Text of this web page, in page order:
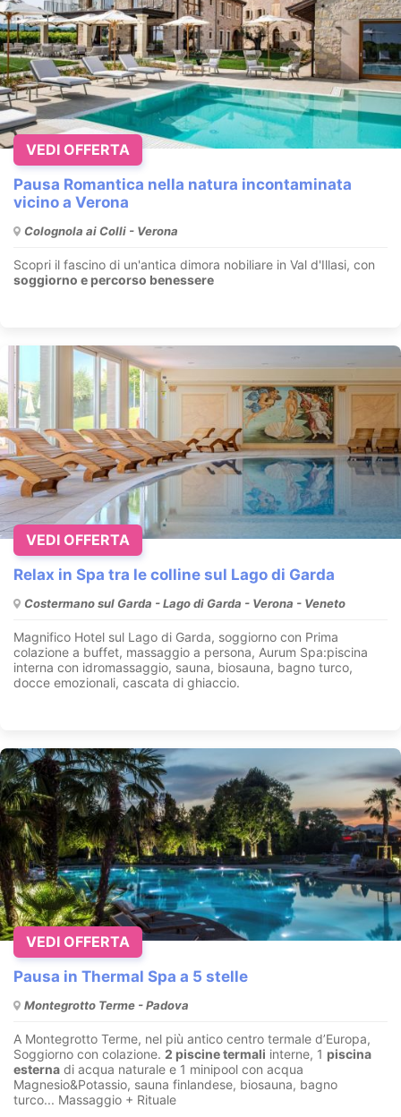
Pausa Romantica nella natura incontaminata
vicino a Verona
Colognola ai Colli - Verona
Scopri il fascino di un'antica dimora nobiliare in Val d'Illasi, con
soggiorno e percorso benessere
VEDI OFFERTA
Relax in Spa tra le colline sul Lago di Garda
Costermano sul Garda - Lago di Garda - Verona - Veneto
Magnifico Hotel sul Lago di Garda, soggiorno con Prima
colazione a buffet, massaggio a persona, Aurum Spa:piscina
interna con idromassaggio, sauna, biosauna, bagno turco,
docce emozionali, cascata di ghiaccio.
VEDI OFFERTA
Pausa in Thermal Spa a 5 stelle
Montegrotto Terme - Padova
A Montegrotto Terme, nel più antico centro termale d’Europa,
Soggiorno con colazione. 2 piscine termali interne, 1 piscina
esterna di acqua naturale e 1 minipool con acqua
Magnesio&Potassio, sauna finlandese, biosauna, bagno
turco... Massaggio + Rituale
VEDI OFFERTA